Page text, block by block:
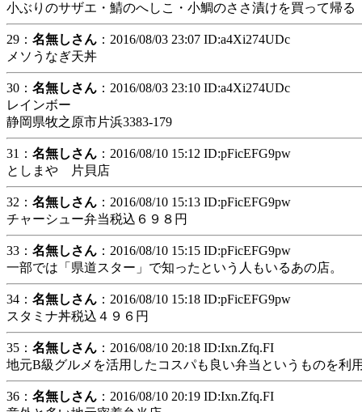
小ぶりのサザエ・鯖のへしこ・小鯛のささ漬けを買って帰る
29： 名無しさん ：2016/08/03 23:07 ID:a4Xi274UDc
メソうなぎ天丼
30： 名無しさん ：2016/08/03 23:10 ID:a4Xi274UDc
レインボー
静岡県牧之原市片浜3383-179
31： 名無しさん ：2016/08/10 15:12 ID:pFicEFG9pw
としまや 片貝店
32： 名無しさん ：2016/08/10 15:13 ID:pFicEFG9pw
チャーシュー弁当税込６９８円
33： 名無しさん ：2016/08/10 15:15 ID:pFicEFG9pw
一部では「県道スター」で知ったという人もいるあの店。
34： 名無しさん ：2016/08/10 15:18 ID:pFicEFG9pw
スタミナ丼税込４９６円
35： 名無しさん ：2016/08/10 20:18 ID:Ixn.Zfq.FI
地元B級グルメを活用したコスパも良い弁当というものを利用
36： 名無しさん ：2016/08/10 20:19 ID:Ixn.Zfq.FI